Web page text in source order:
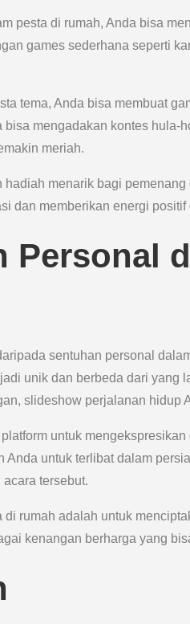
pesta di rumah, Anda bisa
games sederhana seperti
tema, Anda bisa membuat
bisa mengadakan kontes
meriah.
menarik bagi
dan memberikan energi positif
Personal
sentuhan personal
unik dan berbeda dari yang
slideshow perjalanan hidup
untuk
Anda untuk terlibat dalam
tersebut.
di rumah adalah untuk
kenangan berharga yang